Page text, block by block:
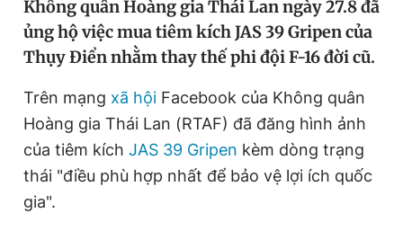
Video Magazine
Sản phẩm khác
Tiện ích Bạn cần biết
Thông tin tòa soạn
Không quân Hoàng gia Thái Lan ngày 27.8 đã
ủng hộ việc mua tiêm kích JAS 39 Gripen của
Thụy Điển nhằm thay thế phi đội F-16 đời cũ.
Trên mạng xã hội Facebook của Không quân
Hoàng gia Thái Lan (RTAF) đã đăng hình ảnh
của tiêm kích JAS 39 Gripen kèm dòng trạng
thái "điều phù hợp nhất để bảo vệ lợi ích quốc
gia".